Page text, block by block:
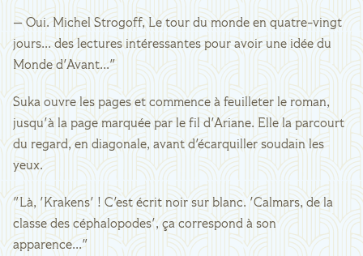
— Oui. Michel Strogoff, Le tour du monde en quatre-vingt
jours... des lectures intéressantes pour avoir une idée du
Monde d'Avant..."
Suka ouvre les pages et commence à feuilleter le roman,
jusqu'à la page marquée par le fil d'Ariane. Elle la parcourt
du regard, en diagonale, avant d'écarquiller soudain les
yeux.
"Là, 'Krakens' ! C'est écrit noir sur blanc. 'Calmars, de la
classe des céphalopodes', ça correspond à son
apparence..."